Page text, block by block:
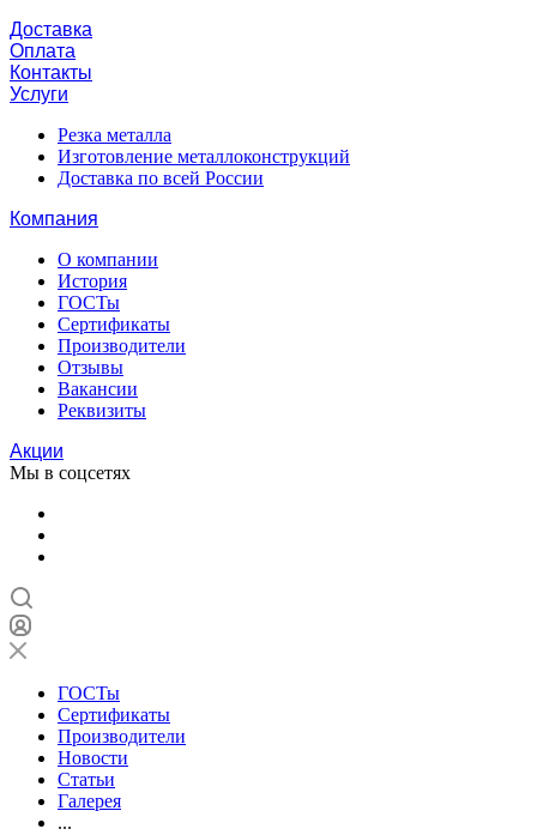
Доставка
Оплата
Контакты
Услуги
Резка металла
Изготовление металлоконструкций
Доставка по всей России
Компания
О компании
История
ГОСТы
Сертификаты
Производители
Отзывы
Вакансии
Реквизиты
Акции
Мы в соцсетях
ГОСТы
Сертификаты
Производители
Новости
Статьи
Галерея
...